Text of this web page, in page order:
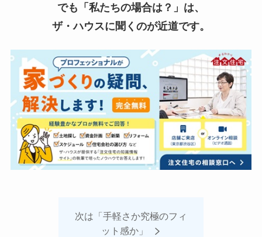
でも「私たちの場合は？」は、
ザ・ハウスに聞くのが近道です。
次は「手軽さか究極のフィ
ット感か」